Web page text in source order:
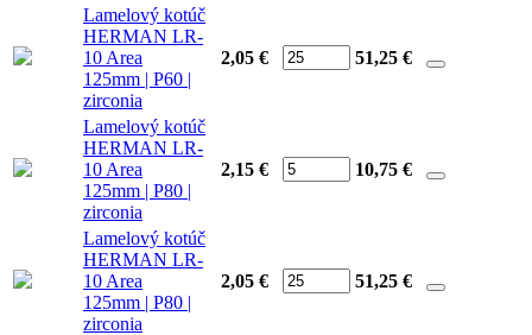
Lamelový kotúč
HERMAN LR-
10 Area
125mm | P60 |
zirconia
2,05 € 51,25 €
Lamelový kotúč
HERMAN LR-
10 Area
125mm | P80 |
zirconia
2,15 € 10,75 €
Lamelový kotúč
HERMAN LR-
10 Area
125mm | P80 |
zirconia
2,05 € 51,25 €